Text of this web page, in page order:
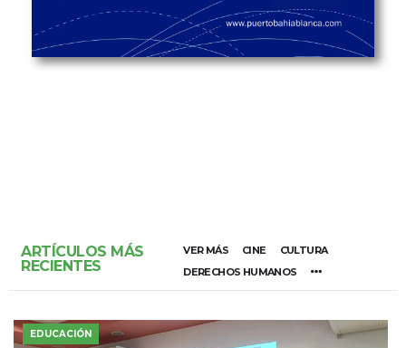
ARTÍCULOS MÁS
RECIENTES
VER MÁS CINE
CULTURA
DERECHOS HUMANOS
EDUCACIÓN